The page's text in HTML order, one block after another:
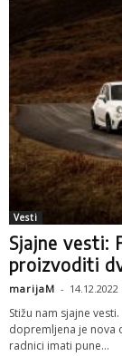
Vesti
Sjajne vesti:
proizvoditi
marijaM - 14.12.2022
Stižu nam sjajne
dopremljena je nova
radnici imati pune...